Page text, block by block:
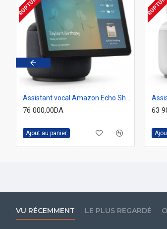
76 000,00DA
Ajout au panier
63
VU RÉCEMMENT LE PLUS REGARDÉ